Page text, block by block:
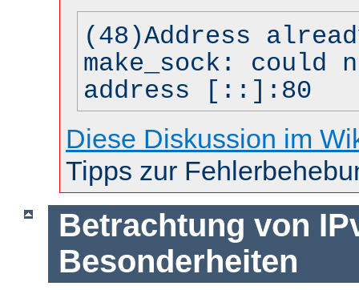
(48)Address
make_sock: could
address [::]:80
Diese Diskussion im
Tipps zur
Betrachtung von
Besonderheiten